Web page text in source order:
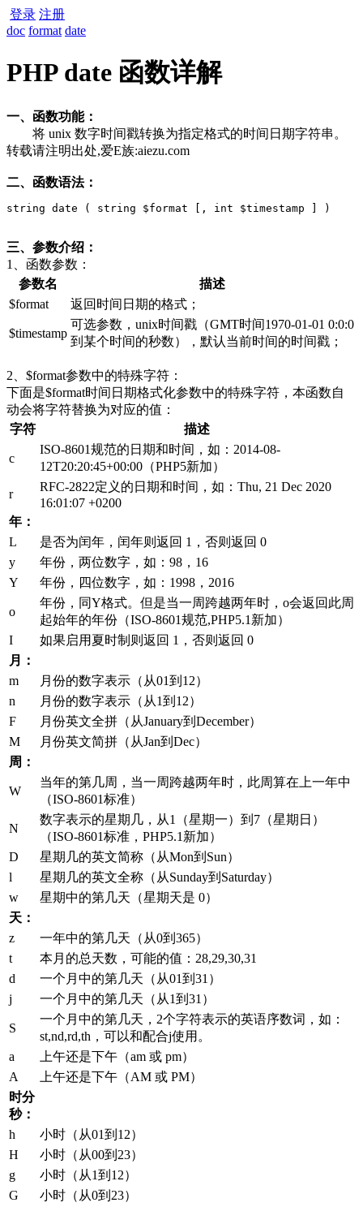
登录 注册
doc format date
PHP date 函数详解
一、函数功能：
将 unix 数字时间戳转换为指定格式的时间日期字符串。
转载请注明出处,爱E族:aiezu.com
二、函数语法：
string date ( string $format [, int $timestamp ] )
三、参数介绍：
1、函数参数：
参数名
描述
$format
返回时间日期的格式；
$timestamp
可选参数，unix时间戳（GMT时间1970-01-01 0:0:0
到某个时间的秒数），默认当前时间的时间戳；
2、$format参数中的特殊字符：
下面是$format时间日期格式化参数中的特殊字符，本函数自
动会将字符替换为对应的值：
字符
描述
c
ISO-8601规范的日期和时间，如：2014-08-
12T20:20:45+00:00（PHP5新加）
r
RFC-2822定义的日期和时间，如：Thu, 21 Dec 2020
16:01:07 +0200
年：
L
是否为闰年，闰年则返回 1，否则返回 0
y
年份，两位数字，如：98，16
Y
年份，四位数字，如：1998，2016
o
年份，同Y格式。但是当一周跨越两年时，o会返回此周
起始年的年份（ISO-8601规范,PHP5.1新加）
I
如果启用夏时制则返回 1，否则返回 0
月：
m
月份的数字表示（从01到12）
n
月份的数字表示（从1到12）
F
月份英文全拼（从January到December）
M
月份英文简拼（从Jan到Dec）
周：
W
当年的第几周，当一周跨越两年时，此周算在上一年中
（ISO-8601标准）
N
数字表示的星期几，从1（星期一）到7（星期日）
（ISO-8601标准，PHP5.1新加）
D
星期几的英文简称（从Mon到Sun）
l
星期几的英文全称（从Sunday到Saturday）
w
星期中的第几天（星期天是 0）
天：
z
一年中的第几天（从0到365）
t
本月的总天数，可能的值：28,29,30,31
d
一个月中的第几天（从01到31）
j
一个月中的第几天（从1到31）
S
一个月中的第几天，2个字符表示的英语序数词，如：
st,nd,rd,th，可以和配合j使用。
a
上午还是下午（am 或 pm）
A
上午还是下午（AM 或 PM）
时分
秒：
h
小时（从01到12）
H
小时（从00到23）
g
小时（从1到12）
G
小时（从0到23）